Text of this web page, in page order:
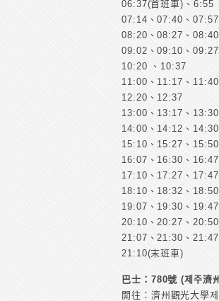
06:37(首班車)、6:55
07:14、07:40、07:57
08:20、08:27、08:40
09:02、09:10、
10:20 、10:37
11:00、11:17、
12:20、12:37
13:00、13:17、
14:00、14:12、
15:10、15:27、15:50
16:07、16:30、16:47
17:10、17:27、17:47
18:10、18:32、18:50
19:07、19:30、19:47
20:10、20:27、20:50
21:07、21:30、21:47
21:10(末班車)
巴士：780號 (제주濟
開往：濟州觀光大學